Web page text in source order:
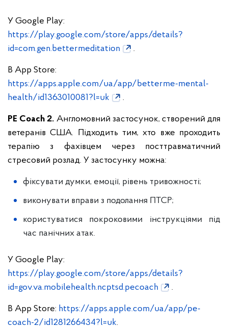
У Google Play:
https://play.google.com/store/apps/details?
id=com.gen.bettermeditation
.
В App Store:
https://apps.apple.com/ua/app/betterme-mental-
health/id1363010081?l=uk
.
PE Coach 2. Англомовний застосунок, створений для
ветеранів США. Підходить тим, хто вже проходить
терапію з фахівцем через посттравматичний
стресовий розлад. У застосунку можна:
фіксувати думки, емоції, рівень тривожності;
виконувати вправи з подолання ПТСР;
користуватися покроковими інструкціями під
час панічних атак.
У Google Play:
https://play.google.com/store/apps/details?
id=gov.va.mobilehealth.ncptsd.pecoach
.
В App Store: https://apps.apple.com/ua/app/pe-
coach-2/id1281266434?l=uk.